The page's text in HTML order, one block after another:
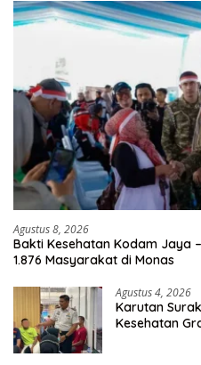
Agustus 8, 2026
Bakti Kesehatan Kodam Jaya
1.876 Masyarakat di Monas
Agustus 4, 2026
Karutan
Kesehatan